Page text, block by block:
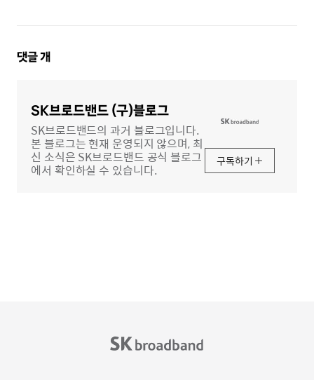
댓
댓글개
SK브로드밴드 (구)블로그
SK브로드밴드의 과거 블로그입니다.
본 블로그는 현재 운영되지 않으며, 최
신 소식은 SK브로드밴드 공식 블로그
에서 확인하실 수 있습니다.
구독하기